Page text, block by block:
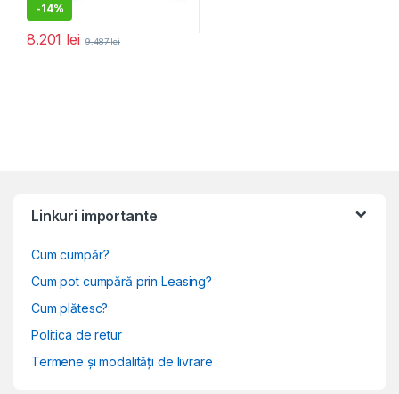
-14%
8.201 lei 9.487lei
Linkuri importante
Cum cumpăr?
Cum pot cumpără prin Leasing?
Cum plătesc?
Politica de retur
Termene și modalități de livrare